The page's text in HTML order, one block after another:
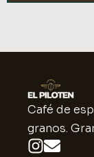
Café de
granos.